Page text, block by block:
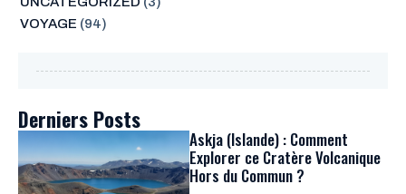
VOYAGE (94)
Derniers Posts
Askja (Islande) : Comment
Explorer ce Cratère Volcanique
Hors du Commun ?